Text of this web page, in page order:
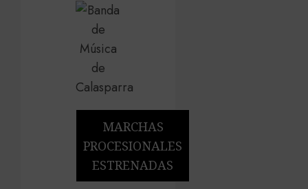
MARCHAS
PROCESIONALES
ESTRENADAS